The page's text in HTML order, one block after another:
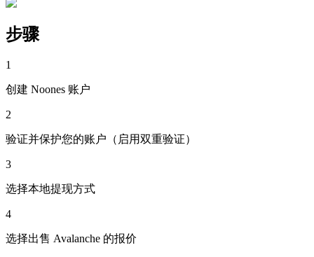
步骤
1
创建 Noones 账户
2
验证并保护您的账户（启用双重验证）
3
选择本地提现方式
4
选择出售 Avalanche 的报价